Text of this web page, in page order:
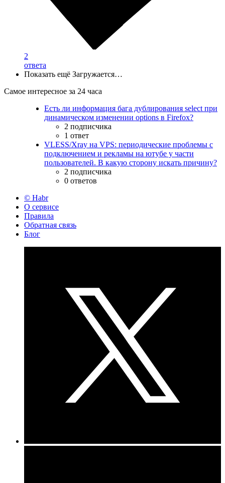
2
ответа
Показать ещё Загружается…
Самое интересное за 24 часа
Есть ли информация бага дублирования select при
динамическом изменении options в Firefox?
2 подписчика
1 ответ
VLESS/Xray на VPS: периодические проблемы с
подключением и рекламы на ютубе у части
пользователей. В какую сторону искать причину?
2 подписчика
0 ответов
© Habr
О сервисе
Правила
Обратная связь
Блог